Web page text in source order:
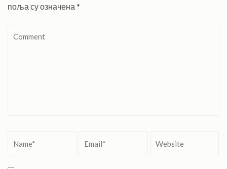
поља су означена *